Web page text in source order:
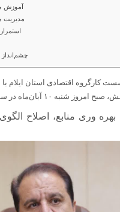
آموزش
مدیریت
کارگروه اقتصادی استان ایلام
فرزانگان دانشگاه ایلام برگزار شد.
بهره‌ وری منابع، اصلاح